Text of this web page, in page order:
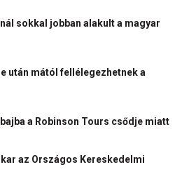
sokkal jobban alakult a magyar
után mától fellélegezhetnek a
a Robinson Tours csődje miatt
az Országos Kereskedelmi